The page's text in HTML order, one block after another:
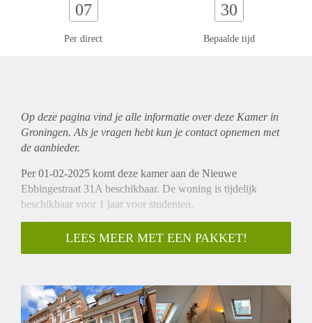
07
Per direct
30
Bepaalde tijd
Op deze pagina vind je alle informatie over deze Kamer in
Groningen. Als je vragen hebt kun je contact opnemen met
de aanbieder.
Per 01-02-2025 komt deze kamer aan de Nieuwe
Ebbingestraat 31A beschikbaar. De woning is tijdelijk
beschikbaar voor 1 jaar voor studenten.
Locatie
Deze mooie kamer gelegen aan de rand van de stad in
Groningen. De wijk biedt een ideale mix van rust en gemak,
op loopafstand en met de fiets ben je snel bij de belangrijkste
onderwijsinstellingen van de stad, zoals de Rijksuniversiteit
LEES MEER MET EEN PAKKET!